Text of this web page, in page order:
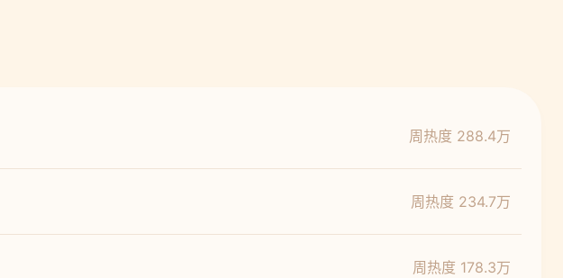
周热度 288.4万
周热度 234.7万
周热度 178.3万